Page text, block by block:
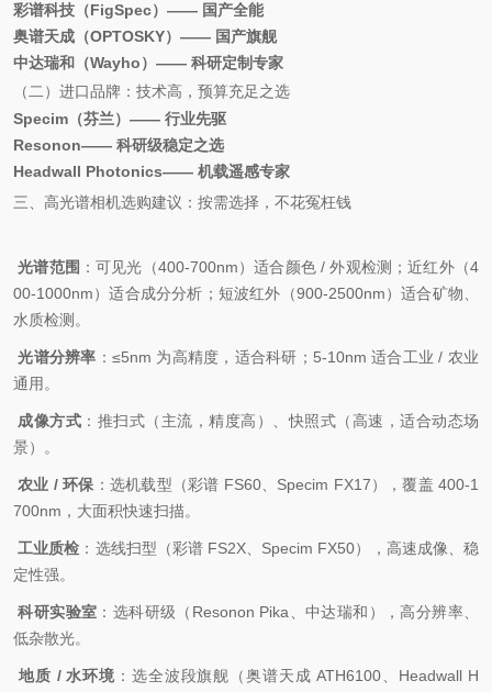
彩谱科技（FigSpec）—— 国产全能
奥谱天成（OPTOSKY）—— 国产旗舰
中达瑞和（Wayho）—— 科研定制专家
（二）进口品牌：技术高，预算充足之选
Specim（芬兰）—— 行业先驱
Resonon—— 科研级稳定之选
Headwall Photonics—— 机载遥感专家
三、高光谱相机选购建议：按需选择，不花冤枉钱
光谱范围 ：可见光（400-700nm）适合颜色 / 外观检测；近红外（4
00-1000nm）适合成分分析；短波红外（900-2500nm）适合矿物、
水质检测。
光谱分辨率 ：≤5nm 为高精度，适合科研；5-10nm 适合工业 / 农业
通用。
成像方式 ：推扫式（主流，精度高）、快照式（高速，适合动态场
景）。
农业 / 环保 ：选机载型（彩谱 FS60、Specim FX17），覆盖 400-1
700nm，大面积快速扫描。
工业质检 ：选线扫型（彩谱 FS2X、Specim FX50），高速成像、稳
定性强。
科研实验室 ：选科研级（Resonon Pika、中达瑞和），高分辨率、
低杂散光。
地质 / 水环境 ：选全波段旗舰（奥谱天成 ATH6100、Headwall H